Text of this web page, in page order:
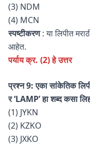
(3) NDM
(4) MCN
स्पष्टीकरण: या लिपीत
आहेत.
पर्याय क्र. (2) हे उत्तर
प्रश्न 9: एका सांकेतिक
र ‘LAMP’ हा शब्द कसा
(1) JYKN
(2) KZKO
(3) JXKO